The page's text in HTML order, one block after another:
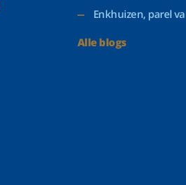
Enkhuizen, parel
Alle blogs